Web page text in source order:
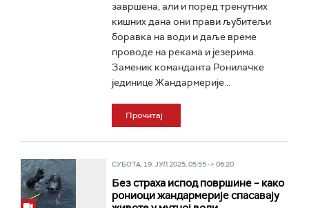
завршена, али и поред тренутних
кишних дана они прави љубитељи
боравка на води и даље време
проводе на рекама и језерима.
Заменик команданта Ронилачке
јединице Жандармерије...
Прочитај
СУБОТА, 19. ЈУЛ 2025, 05:55 -> 06:20
Без страха испод површине – како
рониоци жандармерије спасавају